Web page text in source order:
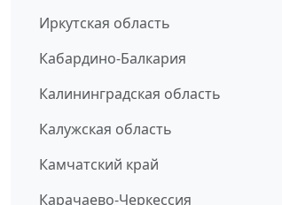
Иркутская область
Кабардино-Балкария
Калининградская область
Калужская область
Камчатский край
Карачаево-Черкессия